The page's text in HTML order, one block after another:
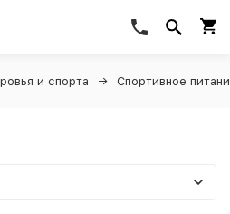
и спорта Спортивное